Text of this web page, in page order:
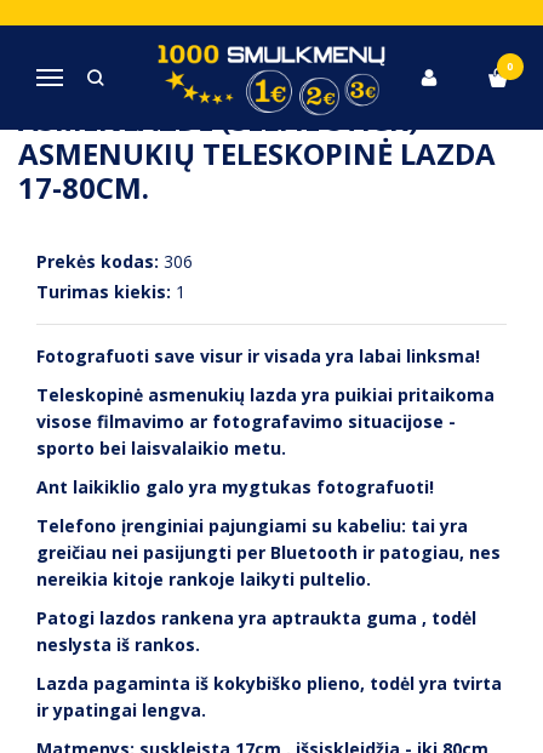
Navigacija
0
Pagrindinis
Video, Foto, Išmanieji įrenginiai ir jų aksesuarai
Asmenlazdė (selfie stick) - asmenukių teleskopinė lazda 17-80cm.
ASMENLAZDĖ (SELFIE STICK) -
ASMENUKIŲ TELESKOPINĖ LAZDA
17-80CM.
Prekės kodas: 306
Turimas kiekis: 1
Fotografuoti save visur ir visada yra labai linksma!
Teleskopinė asmenukių lazda yra puikiai pritaikoma
visose filmavimo ar fotografavimo situacijose -
sporto bei laisvalaikio metu.
Ant laikiklio galo yra mygtukas fotografuoti!
Telefono įrenginiai pajungiami su kabeliu: tai yra
greičiau nei pasijungti per Bluetooth ir patogiau, nes
nereikia kitoje rankoje laikyti pultelio.
Patogi lazdos rankena yra aptraukta guma , todėl
neslysta iš rankos.
Lazda pagaminta iš kokybiško plieno, todėl yra tvirta
ir ypatingai lengva.